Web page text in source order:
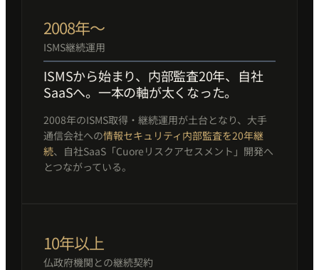
2008年〜
ISMS継続運用
ISMSから始まり、内部監査20年、自社
SaaSへ。一本の軸が太くなった。
2008年のISMS取得・継続運用が土台となり、大手
通信会社への情報セキュリティ内部監査を20年継
続、自社SaaS「Cuoreリスクアセスメント」開発へ
とつながっている。
10年以上
仏政府機関との継続契約